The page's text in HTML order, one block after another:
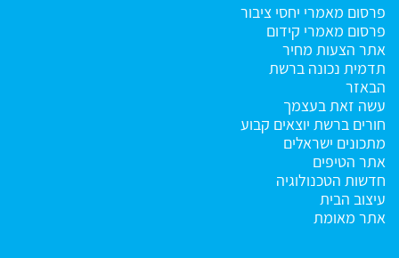
פרסום מאמרי יחסי ציבור
פרסום מאמרי קידום
אתר הצעות מחיר
תדמית נכונה ברשת
הבאזר
עשה זאת בעצמך
חורים ברשת יוצאים קבוע
מתכונים ישראלים
אתר הטיפים
חדשות הטכנולוגיה
עיצוב הבית
אתר מאומת